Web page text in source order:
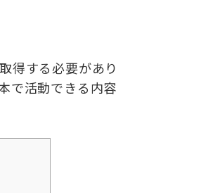
得する必要があり
で活動できる内容